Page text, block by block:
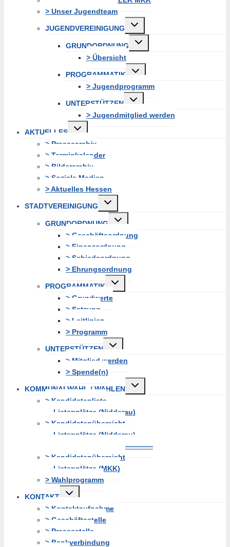
> Unser Jugendteam
JUGENDVEREINIGUNG
Untermenü
erweitern
GRUNDORDNUNG
Untermenü
erweitern
> Übersicht
PROGRAMMATIK
Untermenü
erweitern
> Jugendprogramm
UNTERSTÜTZEN
Untermenü
erweitern
> Jugendmitglied werden
AKTUELLES
Untermenü
erweitern
> Pressearchiv
> Terminkalender
> Bilderarchiv
> Soziale Medien
> Aktuelles Hessen
STADTVEREINIGUNG
Untermenü
erweitern
GRUNDORDNUNG
Untermenü
erweitern
> Geschäftsordnung
> Finanzordnung
> Schiedsordnung
> Ehrungsordnung
PROGRAMMATIK
Untermenü
erweitern
> Grundwerte
> Satzung
> Leitlinien
> Programm
UNTERSTÜTZEN
Untermenü
erweitern
> Mitglied werden
> Spende(n)
KOMMUNALWAHL / WAHLEN
Untermenü
erweitern
> Kandidatenliste
Listenplätze (Nidderau)
> Kandidatenübersicht
Listenplätze (Nidderau)
———————————————
> Kandidatenübersicht
Listenplätze (MKK)
> Wahlprogramm
KONTAKT
Untermenü
erweitern
> Kontaktaufnahme
> Geschäftsstelle
> Pressestelle
> Bankverbindung